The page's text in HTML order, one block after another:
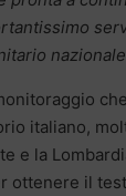
italiano,
e la
ottenere il